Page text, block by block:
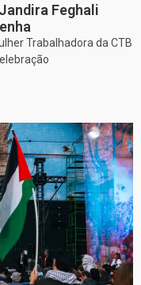
Feghali
Trabalhadora da CTB